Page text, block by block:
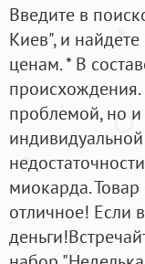
Введите в
Киев", и
ценам. * В
происхождения.
проблемой, но и
миокарда. Товар
отличное! Если